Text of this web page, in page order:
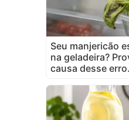
Seu manjericão
na geladeira?
causa desse